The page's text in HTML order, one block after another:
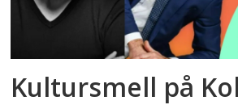
Kultursmell på